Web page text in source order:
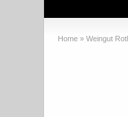
Home » Weingut